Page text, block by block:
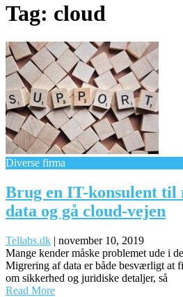
Tag: cloud
Diverse firma
Brug en IT-konsulent
data og gå cloud-vejen
Tellabs.dk | november 10, 2019
Mange kender måske problemet ude i
Migrering af data er både besværligt at
om sikkerhed og juridiske detaljer, så
Read More